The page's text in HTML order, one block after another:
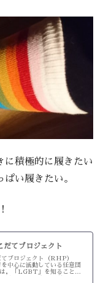
に積極的に履きたい
い履きたい。
だてプロジェクト
てプロジェクト（RHP）
中心に活動している任意団
，「LGBT」を知ること